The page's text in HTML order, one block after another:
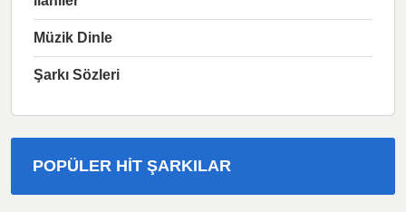
Müzik Dinle
Şarkı Sözleri
POPÜLER HIT ŞARKILAR